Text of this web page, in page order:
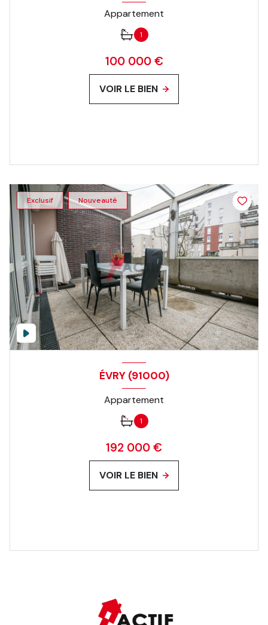
Appartement
1
100 000 €
VOIR LE BIEN
Exclusif Nouveauté
ÉVRY (91000)
Appartement
1
192 000 €
VOIR LE BIEN